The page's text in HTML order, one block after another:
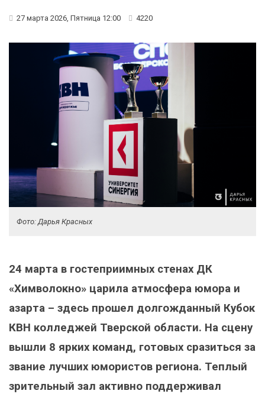
27 марта 2026, Пятница 12:00 4220
Фото: Дарья Красных
24 марта в гостеприимных стенах ДК
«Химволокно» царила атмосфера юмора и
азарта – здесь прошел долгожданный Кубок
КВН колледжей Тверской области. На сцену
вышли 8 ярких команд, готовых сразиться за
звание лучших юмористов региона. Теплый
зрительный зал активно поддерживал